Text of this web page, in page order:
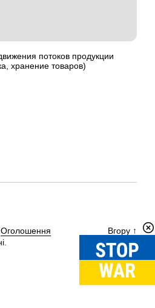
потоков продукции
хранение товаров)
Оголошення
Вгору ↑